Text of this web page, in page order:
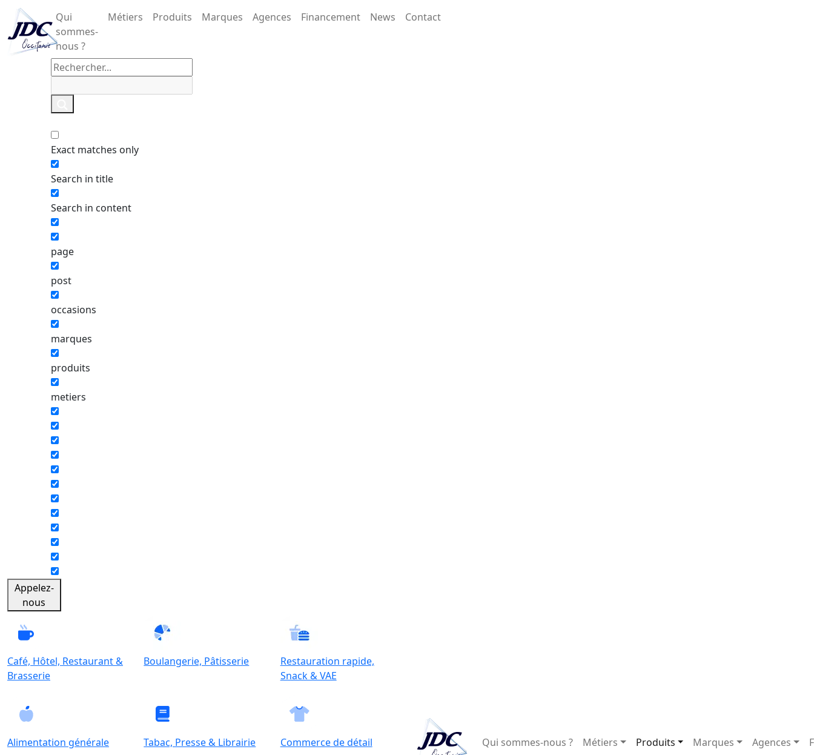
Qui
sommes-
nous ?
Métiers Produits Marques Agences Financement News Contact
Exact matches only
Search in title
Search in content
page
post
occasions
marques
produits
metiers
Appelez-
nous
Café, Hôtel, Restaurant &
Brasserie
Boulangerie, Pâtisserie
Restauration rapide,
Snack & VAE
Alimentation générale Tabac, Presse & Librairie Commerce de détail Qui sommes-nous ? Métiers Produits Marques Agences